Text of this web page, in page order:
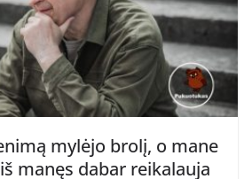
mylėjo brolį, o mane
manęs dabar reikalauja